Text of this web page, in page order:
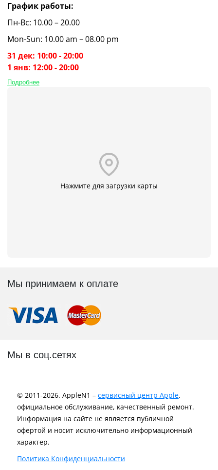
График работы:
Пн-Вс: 10.00 – 20.00
Mon-Sun: 10.00 am – 08.00 pm
31 дек: 10:00 - 20:00
1 янв: 12:00 - 20:00
Подробнее
Нажмите для загрузки карты
Мы принимаем к оплате
Мы в соц.сетях
© 2011-2026. AppleN1 – сервисный центр Apple,
официальное обслуживание, качественный ремонт.
Информация на сайте не является публичной
офертой и носит исключительно информационный
характер.
Политика Конфиденциальности